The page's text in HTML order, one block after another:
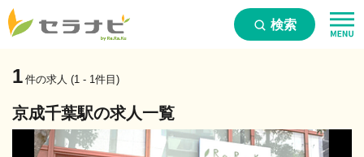
検索
1 件の求人 (1 - 1件目)
京成千葉駅の求人一覧